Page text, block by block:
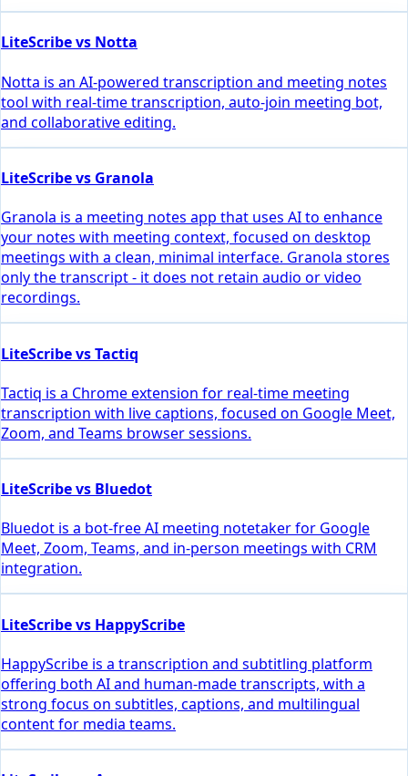
LiteScribe vs Notta
Notta is an AI-powered transcription and meeting notes
tool with real-time transcription, auto-join meeting bot,
and collaborative editing.
LiteScribe vs Granola
Granola is a meeting notes app that uses AI to enhance
your notes with meeting context, focused on desktop
meetings with a clean, minimal interface. Granola stores
only the transcript - it does not retain audio or video
recordings.
LiteScribe vs Tactiq
Tactiq is a Chrome extension for real-time meeting
transcription with live captions, focused on Google Meet,
Zoom, and Teams browser sessions.
LiteScribe vs Bluedot
Bluedot is a bot-free AI meeting notetaker for Google
Meet, Zoom, Teams, and in-person meetings with CRM
integration.
LiteScribe vs HappyScribe
HappyScribe is a transcription and subtitling platform
offering both AI and human-made transcripts, with a
strong focus on subtitles, captions, and multilingual
content for media teams.